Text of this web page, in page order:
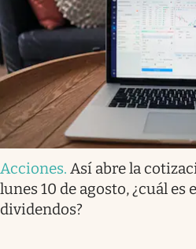
Acciones. Así abre la
lunes 10 de agosto, ¿cuál
dividendos?